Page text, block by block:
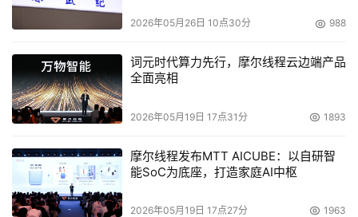
2026年05月26日 10点30分 988
词元时代算力先行，摩尔线程云边端产品
全面亮相
2026年05月19日 17点31分 1893
摩尔线程发布MTT AICUBE：以自研智
能SoC为底座，打造家庭AI中枢
2026年05月19日 17点27分 1963